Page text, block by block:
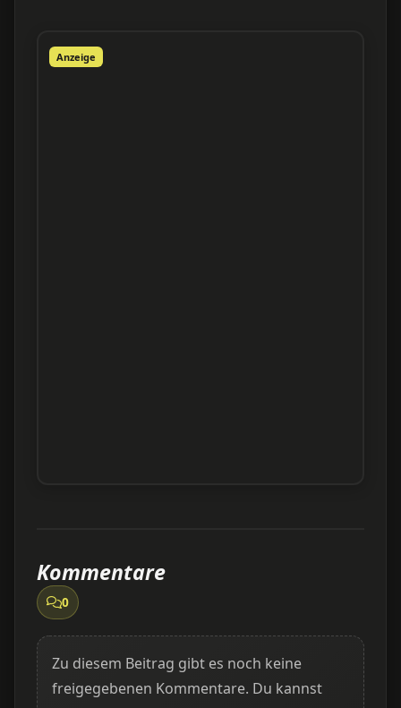
Anzeige
Kommentare
0
Zu diesem Beitrag gibt es noch keine
freigegebenen Kommentare. Du kannst